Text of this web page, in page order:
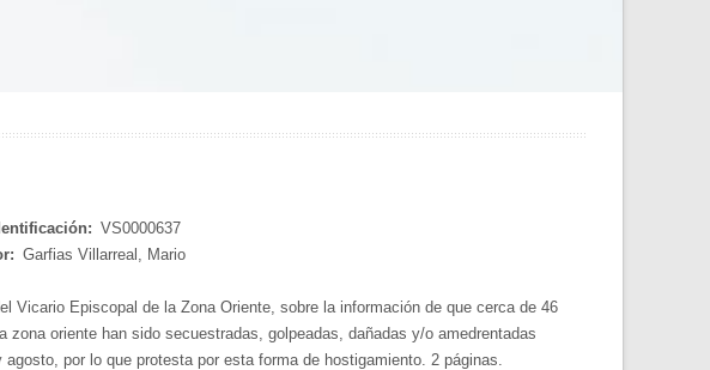
VS0000637
Garfias Villarreal, Mario
Vicario Episcopal de la Zona Oriente, sobre la información de que cerca de 46
zona oriente han sido secuestradas, golpeadas, dañadas y/o amedrentadas
agosto, por lo que protesta por esta forma de hostigamiento. 2 páginas.